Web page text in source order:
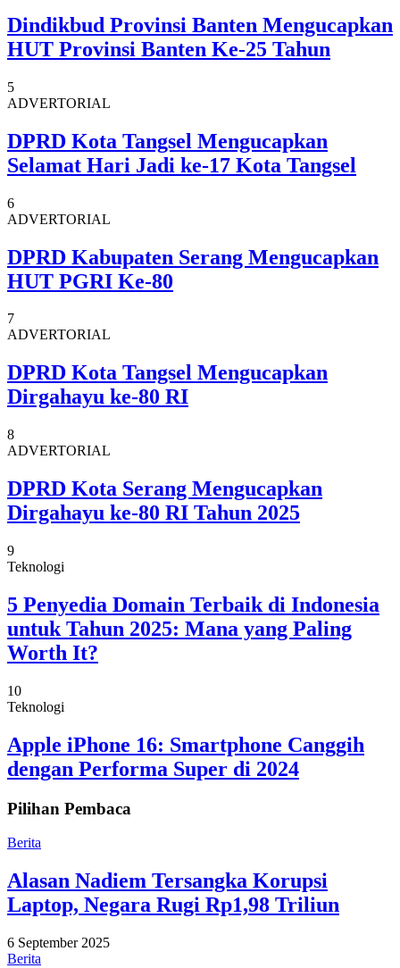
Dindikbud Provinsi Banten Mengucapkan
HUT Provinsi Banten Ke-25 Tahun
5
ADVERTORIAL
DPRD Kota Tangsel Mengucapkan
Selamat Hari Jadi ke-17 Kota Tangsel
6
ADVERTORIAL
DPRD Kabupaten Serang Mengucapkan
HUT PGRI Ke-80
7
ADVERTORIAL
DPRD Kota Tangsel Mengucapkan
Dirgahayu ke-80 RI
8
ADVERTORIAL
DPRD Kota Serang Mengucapkan
Dirgahayu ke-80 RI Tahun 2025
9
Teknologi
5 Penyedia Domain Terbaik di Indonesia
untuk Tahun 2025: Mana yang Paling
Worth It?
10
Teknologi
Apple iPhone 16: Smartphone Canggih
dengan Performa Super di 2024
Pilihan Pembaca
Berita
Alasan Nadiem Tersangka Korupsi
Laptop, Negara Rugi Rp1,98 Triliun
6 September 2025
Berita